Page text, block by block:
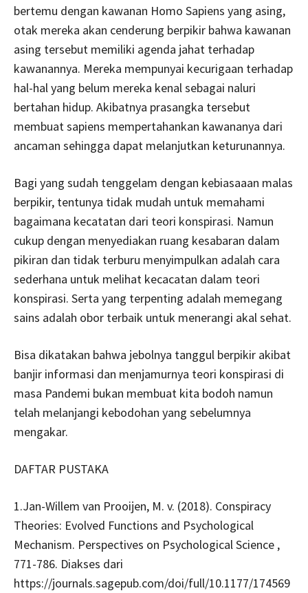
bertemu dengan kawanan Homo Sapiens yang asing,
otak mereka akan cenderung berpikir bahwa kawanan
asing tersebut memiliki agenda jahat terhadap
kawanannya. Mereka mempunyai kecurigaan terhadap
hal-hal yang belum mereka kenal sebagai naluri
bertahan hidup. Akibatnya prasangka tersebut
membuat sapiens mempertahankan kawananya dari
ancaman sehingga dapat melanjutkan keturunannya.
Bagi yang sudah tenggelam dengan kebiasaaan malas
berpikir, tentunya tidak mudah untuk memahami
bagaimana kecatatan dari teori konspirasi. Namun
cukup dengan menyediakan ruang kesabaran dalam
pikiran dan tidak terburu menyimpulkan adalah cara
sederhana untuk melihat kecacatan dalam teori
konspirasi. Serta yang terpenting adalah memegang
sains adalah obor terbaik untuk menerangi akal sehat.
Bisa dikatakan bahwa jebolnya tanggul berpikir akibat
banjir informasi dan menjamurnya teori konspirasi di
masa Pandemi bukan membuat kita bodoh namun
telah melanjangi kebodohan yang sebelumnya
mengakar.
DAFTAR PUSTAKA
1.Jan-Willem van Prooijen, M. v. (2018). Conspiracy
Theories: Evolved Functions and Psychological
Mechanism. Perspectives on Psychological Science ,
771-786. Diakses dari
https://journals.sagepub.com/doi/full/10.1177/174569